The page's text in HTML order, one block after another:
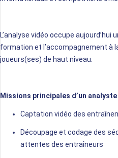
L’analyse vidéo occupe aujourd’hui
formation et l’accompagnement à
joueurs(ses) de haut niveau.
Missions principales d’un
Captation vidéo des
Découpage et codage des
attentes des entraîneurs